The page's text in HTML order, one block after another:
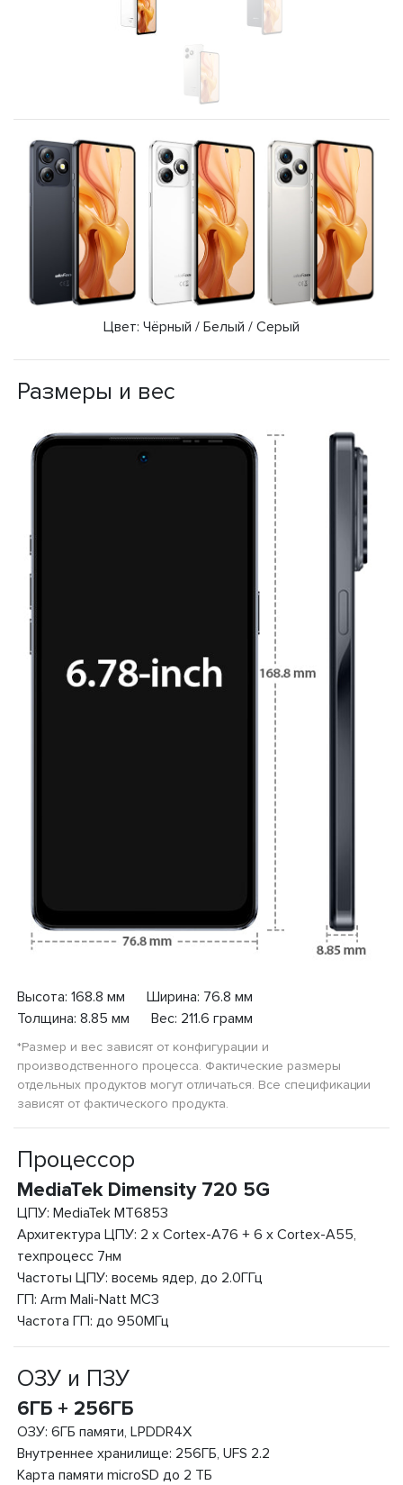
Цвет: Чёрный / Белый / Серый
Размеры и вес
Высота: 168.8 мм Ширина: 76.8 мм
Толщина: 8.85 мм Вес: 211.6 грамм
*Размер и вес зависят от конфигурации и
производственного процесса. Фактические размеры
отдельных продуктов могут отличаться. Все спецификации
зависят от фактического продукта.
Процессор
MediaTek Dimensity 720 5G
ЦПУ: MediaTek MT6853
Архитектура ЦПУ: 2 x Cortex-A76 + 6 x Cortex-A55,
техпроцесс 7нм
Частоты ЦПУ: восемь ядер, до 2.0ГГц
ГП: Arm Mali-Natt MC3
Частота ГП: до 950МГц
ОЗУ и ПЗУ
6ГБ + 256ГБ
ОЗУ: 6ГБ памяти, LPDDR4X
Внутреннее хранилище: 256ГБ, UFS 2.2
Карта памяти microSD до 2 ТБ